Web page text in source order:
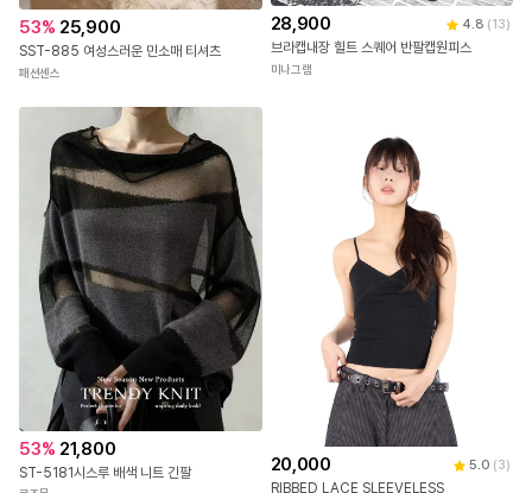
53% 25,900
SST-885 여성스러운 민소매 티셔츠
패션센스
28,900 4.8 (13)
브라캡내장 힐트 스퀘어 반팔캡원피스
미나그램
53% 21,800
ST-5181시스루 배색 니트 긴팔 20,000 5.0 (3)
RIBBED LACE SLEEVELESS